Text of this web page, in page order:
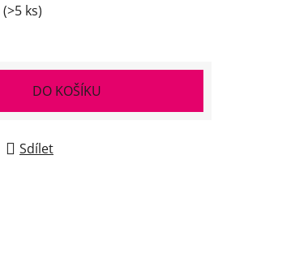
(>5 ks)
DO KOŠÍKU
Sdílet